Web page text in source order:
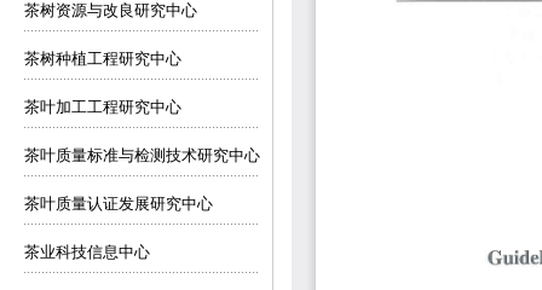
茶树资源与改良研究中心
茶树种植工程研究中心
茶叶加工工程研究中心
茶叶质量标准与检测技术研究中心
茶叶质量认证发展研究中心
茶业科技信息中心